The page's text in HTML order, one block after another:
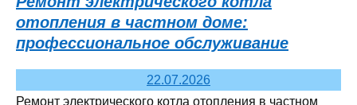
отопления в частном доме:
профессиональное обслуживание
22.07.2026
Ремонт электрического котла отопления в частном